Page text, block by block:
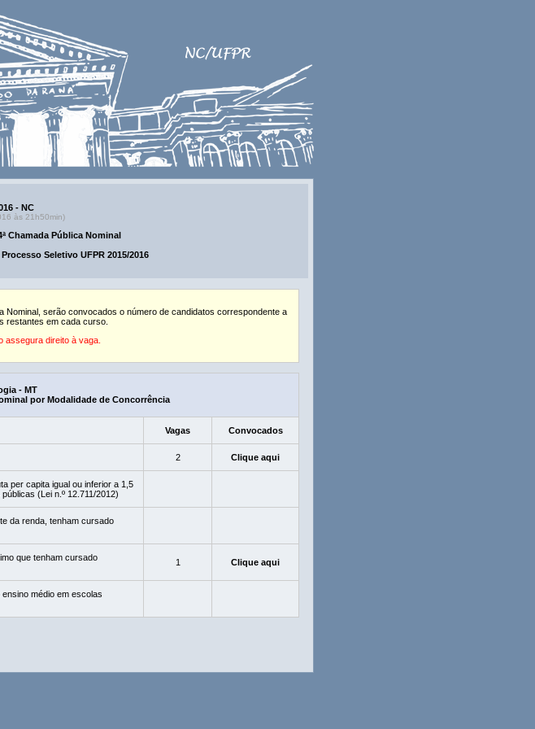
- NC
às 21h50min)
Chamada Pública Nominal
Seletivo UFPR 2015/2016
Nominal, serão convocados o número de candidatos correspondente a
restantes em cada curso.
assegura direito à vaga.
- MT
por Modalidade de Concorrência
Vagas Convocados
2 Clique aqui
per capita igual ou inferior a 1,5
(Lei n.º 12.711/2012)
da renda, tenham cursado
que tenham cursado
1 Clique aqui
médio em escolas